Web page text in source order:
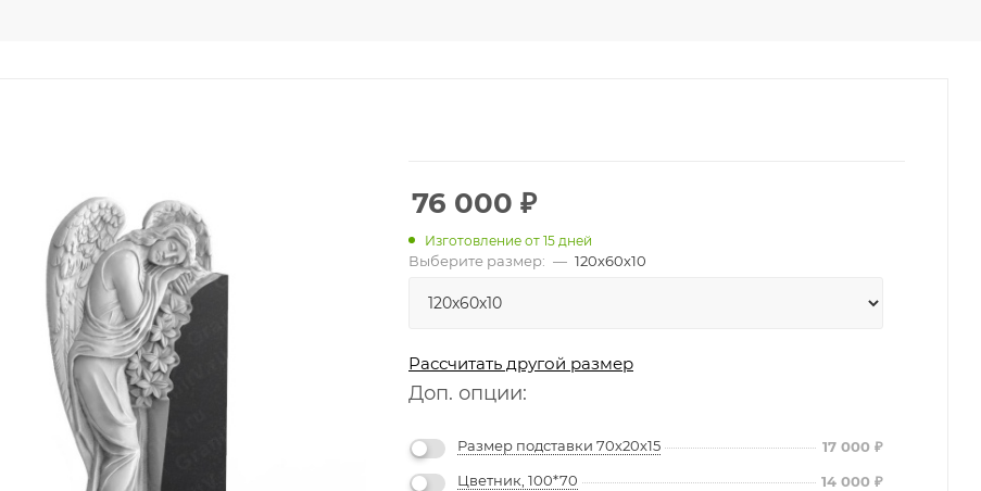
76 000 ₽
Изготовление от 15 дней
Выберите размер: — 120х60х10
Рассчитать другой размер
Доп. опции:
Размер подставки 70х20х15 17 000 ₽
Цветник, 100*70
14 000 ₽